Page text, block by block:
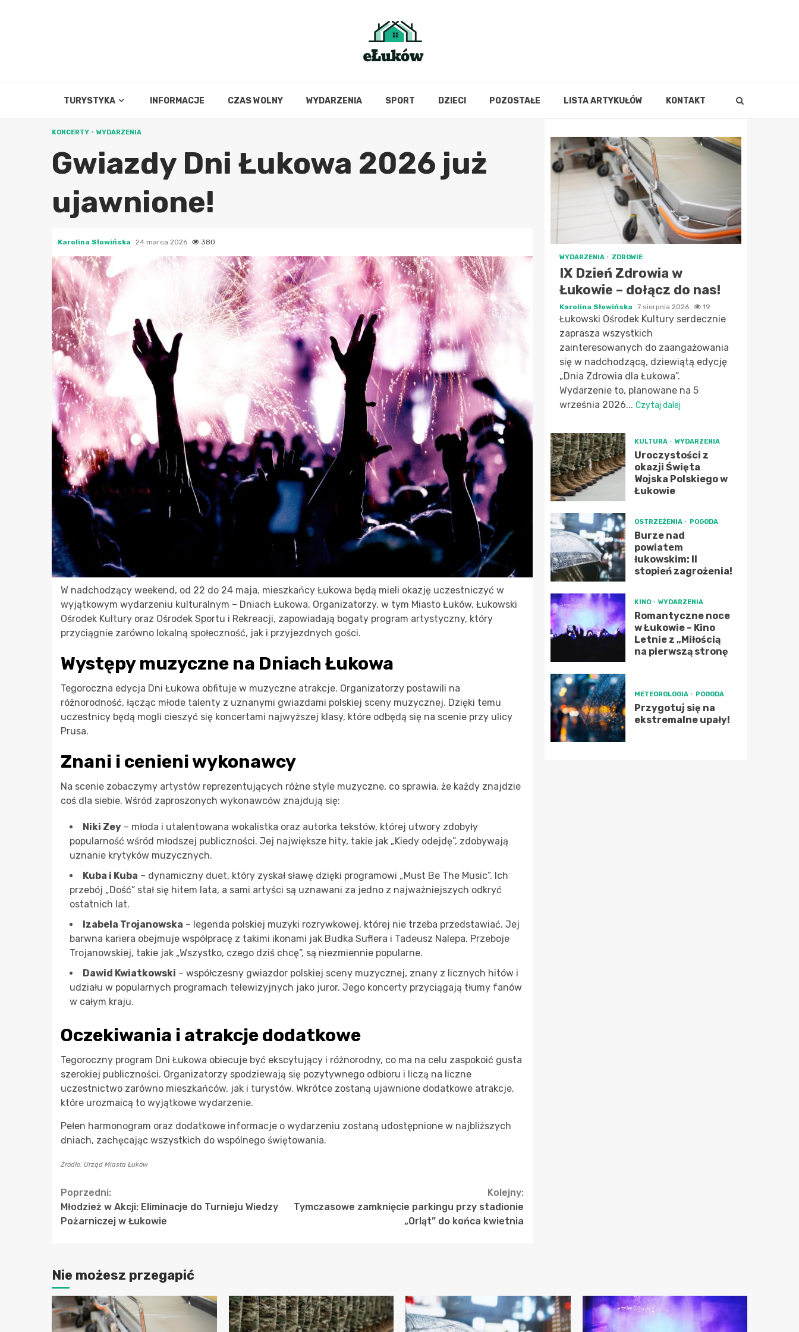
TURYSTYKA INFORMACJE CZAS WOLNY WYDARZENIA SPORT DZIECI POZOSTAŁE LISTA ARTYKUŁÓW KONTAKT
KONCERTY WYDARZENIA
Gwiazdy Dni Łukowa 2026 już
ujawnione!
Karolina Słowińska 24 marca 2026 380
W nadchodzący weekend, od 22 do 24 maja, mieszkańcy Łukowa będą mieli okazję uczestniczyć w
wyjątkowym wydarzeniu kulturalnym – Dniach Łukowa. Organizatorzy, w tym Miasto Łuków, Łukowski
Ośrodek Kultury oraz Ośrodek Sportu i Rekreacji, zapowiadają bogaty program artystyczny, który
przyciągnie zarówno lokalną społeczność, jak i przyjezdnych gości.
Występy muzyczne na Dniach Łukowa
Tegoroczna edycja Dni Łukowa obfituje w muzyczne atrakcje. Organizatorzy postawili na
różnorodność, łącząc młode talenty z uznanymi gwiazdami polskiej sceny muzycznej. Dzięki temu
uczestnicy będą mogli cieszyć się koncertami najwyższej klasy, które odbędą się na scenie przy ulicy
Prusa.
Znani i cenieni wykonawcy
Na scenie zobaczymy artystów reprezentujących różne style muzyczne, co sprawia, że każdy znajdzie
coś dla siebie. Wśród zaproszonych wykonawców znajdują się:
Niki Zey – młoda i utalentowana wokalistka oraz autorka tekstów, której utwory zdobyły
popularność wśród młodszej publiczności. Jej największe hity, takie jak „Kiedy odejdę”, zdobywają
uznanie krytyków muzycznych.
Kuba i Kuba – dynamiczny duet, który zyskał sławę dzięki programowi „Must Be The Music”. Ich
przebój „Dość” stał się hitem lata, a sami artyści są uznawani za jedno z najważniejszych odkryć
ostatnich lat.
Izabela Trojanowska – legenda polskiej muzyki rozrywkowej, której nie trzeba przedstawiać. Jej
barwna kariera obejmuje współpracę z takimi ikonami jak Budka Suflera i Tadeusz Nalepa. Przeboje
Trojanowskiej, takie jak „Wszystko, czego dziś chcę”, są niezmiennie popularne.
Dawid Kwiatkowski – współczesny gwiazdor polskiej sceny muzycznej, znany z licznych hitów i
udziału w popularnych programach telewizyjnych jako juror. Jego koncerty przyciągają tłumy fanów
w całym kraju.
Oczekiwania i atrakcje dodatkowe
Tegoroczny program Dni Łukowa obiecuje być ekscytujący i różnorodny, co ma na celu zaspokoić gusta
szerokiej publiczności. Organizatorzy spodziewają się pozytywnego odbioru i liczą na liczne
uczestnictwo zarówno mieszkańców, jak i turystów. Wkrótce zostaną ujawnione dodatkowe atrakcje,
które urozmaicą to wyjątkowe wydarzenie.
Pełen harmonogram oraz dodatkowe informacje o wydarzeniu zostaną udostępnione w najbliższych
dniach, zachęcając wszystkich do wspólnego świętowania.
Źródło: Urząd Miasta Łuków
Continue
Reading
Poprzedni:
Młodzież w Akcji: Eliminacje do Turnieju Wiedzy
Pożarniczej w Łukowie
Kolejny:
Tymczasowe zamknięcie parkingu przy stadionie
„Orląt” do końca kwietnia
WYDARZENIA ZDROWIE
IX Dzień Zdrowia w
Łukowie – dołącz do nas!
Karolina Słowińska 7 sierpnia 2026 19
Łukowski Ośrodek Kultury serdecznie
zaprasza wszystkich
zainteresowanych do zaangażowania
się w nadchodzącą, dziewiątą edycję
„Dnia Zdrowia dla Łukowa”.
Wydarzenie to, planowane na 5
września 2026... Czytaj dalej
KULTURA WYDARZENIA
Uroczystości z
okazji Święta
Wojska Polskiego w
Łukowie
OSTRZEŻENIA POGODA
Burze nad
powiatem
łukowskim: II
stopień zagrożenia!
KINO WYDARZENIA
Romantyczne noce
w Łukowie – Kino
Letnie z „Miłością
na pierwszą stronę
METEOROLOGIA POGODA
Przygotuj się na
ekstremalne upały!
Nie możesz przegapić